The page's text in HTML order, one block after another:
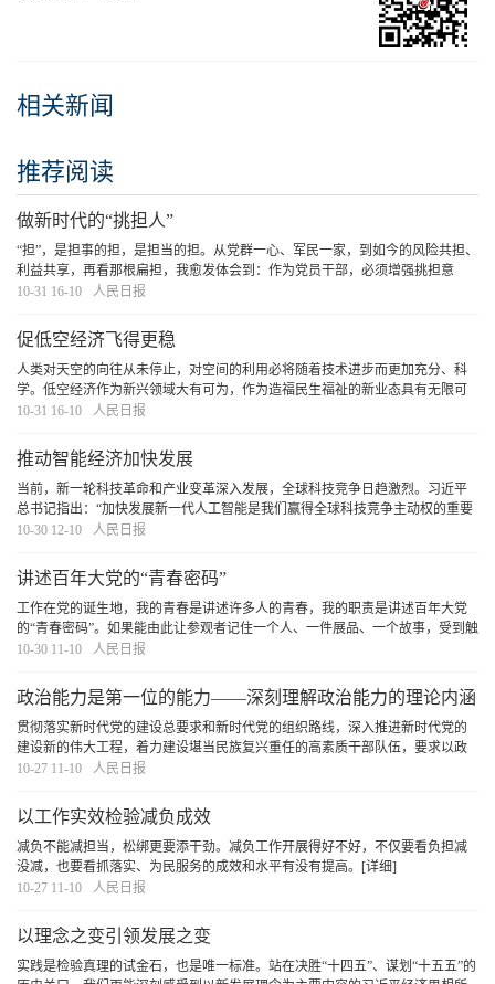
相关新闻
推荐阅读
做新时代的“挑担人”
“担”，是担事的担，是担当的担。从党群一心、军民一家，到如今的风险共担、
利益共享，再看那根扁担，我愈发体会到：作为党员干部，必须增强挑担意
识、提高挑担本领、争做挑担能手。自己这一程挑得稳一点、远一点，就能为
10-31 16-10 人民日报
促低空经济飞得更稳
人类对天空的向往从未停止，对空间的利用必将随着技术进步而更加充分、科
学。低空经济作为新兴领域大有可为，作为造福民生福祉的新业态具有无限可
能。稳步推进改革，大胆试大胆闯，统筹好发展与安全，低空经济终将迎来“腾
10-31 16-10 人民日报
推动智能经济加快发展
当前，新一轮科技革命和产业变革深入发展，全球科技竞争日趋激烈。习近平
总书记指出：“加快发展新一代人工智能是我们赢得全球科技竞争主动权的重要
战略抓手，是推动我国科技跨越发展、产业优化升级、生产力整体跃升的重要
10-30 12-10 人民日报
讲述百年大党的“青春密码”
工作在党的诞生地，我的青春是讲述许多人的青春，我的职责是讲述百年大党
的“青春密码”。如果能由此让参观者记住一个人、一件展品、一个故事，受到触
动、生出力量，便是最大的意义。
10-30 11-10 人民日报
政治能力是第一位的能力——深刻理解政治能力的理论内涵
与创新贡献
贯彻落实新时代党的建设总要求和新时代党的组织路线，深入推进新时代党的
建设新的伟大工程，着力建设堪当民族复兴重任的高素质干部队伍，要求以政
治建设统领党的建设各项工作，不断提高各级党组织和广大党员干部的政治判
10-27 11-10 人民日报
以工作实效检验减负成效
减负不能减担当，松绑更要添干劲。减负工作开展得好不好，不仅要看负担减
没减，也要看抓落实、为民服务的成效和水平有没有提高。 [详细]
10-27 11-10
人民日报
以理念之变引领发展之变
实践是检验真理的试金石，也是唯一标准。站在决胜“十四五”、谋划“十五五”的